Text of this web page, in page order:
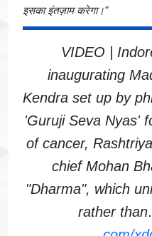
इसका इंतज़ाम करेगा।"
VIDEO |
inaugurating
Kendra set up by
'Guruji Seva Nyas'
of cancer,
chief Mohan
"Dharma", which
rather